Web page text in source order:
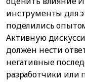
инструменты для
поделились
Активную
должен нести
негативные
разработчики или